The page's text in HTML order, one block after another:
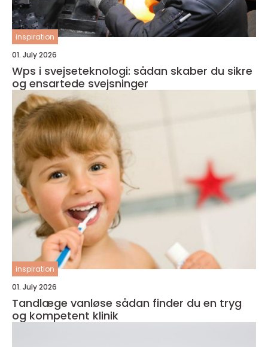
inspiration
01. July 2026
Wps i svejseteknologi: sådan skaber du sikre
og ensartede svejsninger
inspiration
01. July 2026
Tandlæge vanløse sådan finder du en tryg
og kompetent klinik